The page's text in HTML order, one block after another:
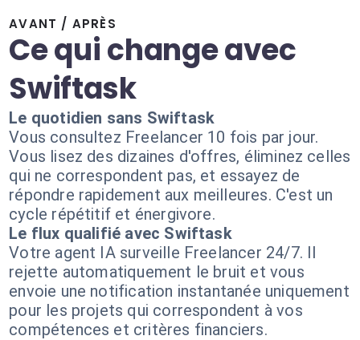
AVANT / APRÈS
Ce qui change avec
Swiftask
Le quotidien sans Swiftask
Vous consultez Freelancer 10 fois par jour.
Vous lisez des dizaines d'offres, éliminez celles
qui ne correspondent pas, et essayez de
répondre rapidement aux meilleures. C'est un
cycle répétitif et énergivore.
Le flux qualifié avec Swiftask
Votre agent IA surveille Freelancer 24/7. Il
rejette automatiquement le bruit et vous
envoie une notification instantanée uniquement
pour les projets qui correspondent à vos
compétences et critères financiers.